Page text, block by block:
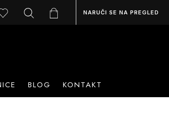
NARUČI SE NA PREGLED
BLOG KONTAKT